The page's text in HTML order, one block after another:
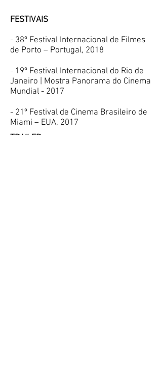
TRAILER
FESTIVAIS
- 38º Festival Internacional de Filmes
de Porto – Portugal, 2018
- 19º Festival Internacional do Rio de
Janeiro | Mostra Panorama do Cinema
Mundial - 2017
- 21º Festival de Cinema Brasileiro de
Miami – EUA, 2017